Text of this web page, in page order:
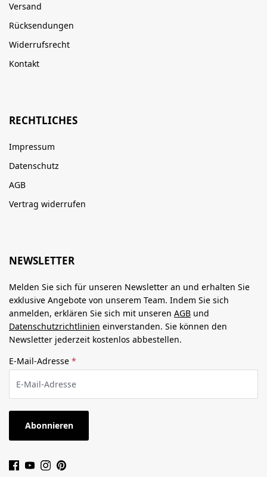
Versand
Rücksendungen
Widerrufsrecht
Kontakt
RECHTLICHES
Impressum
Datenschutz
AGB
Vertrag widerrufen
NEWSLETTER
Melden Sie sich für unseren Newsletter an und erhalten Sie
exklusive Angebote von unserem Team. Indem Sie sich
anmelden, erklären Sie sich mit unseren AGB und
Datenschutzrichtlinien einverstanden. Sie können den
Newsletter jederzeit kostenlos abbestellen.
E-Mail-Adresse *
Abonnieren